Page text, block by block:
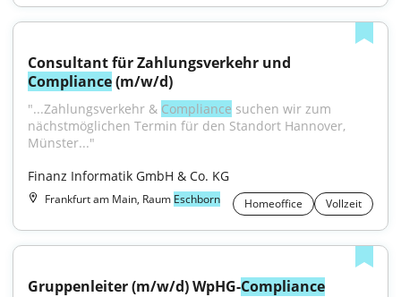
Compliance (m/w/d)
"...Zahlungsverkehr & Compliance suchen wir zum
nächstmöglichen Termin für den Standort Hannover,
Münster..."
Finanz Informatik GmbH & Co. KG
Frankfurt am Main, Raum Eschborn Homeoffice Vollzeit
Gruppenleiter (m/w/d) WpHG-Compliance